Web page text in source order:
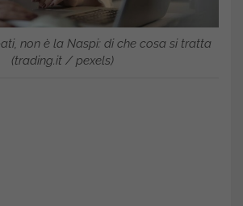
non è la Naspi: di che cosa si tratta
(trading.it / pexels)